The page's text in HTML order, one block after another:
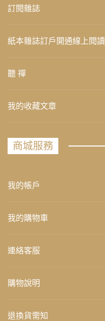
訂閱雜誌
紙本雜誌訂戶開通線上閱讀
聽 禪
我的收藏文章
商城服務
我的帳戶
我的購物車
連絡客服
購物說明
退換貨需知